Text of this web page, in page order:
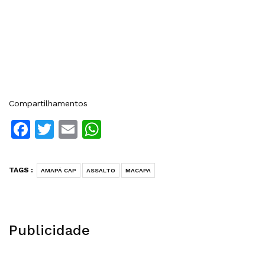
Compartilhamentos
Facebook
Twitter
Email
TAGS : AMAPÁ CAP ASSALTO MACAPA
Publicidade